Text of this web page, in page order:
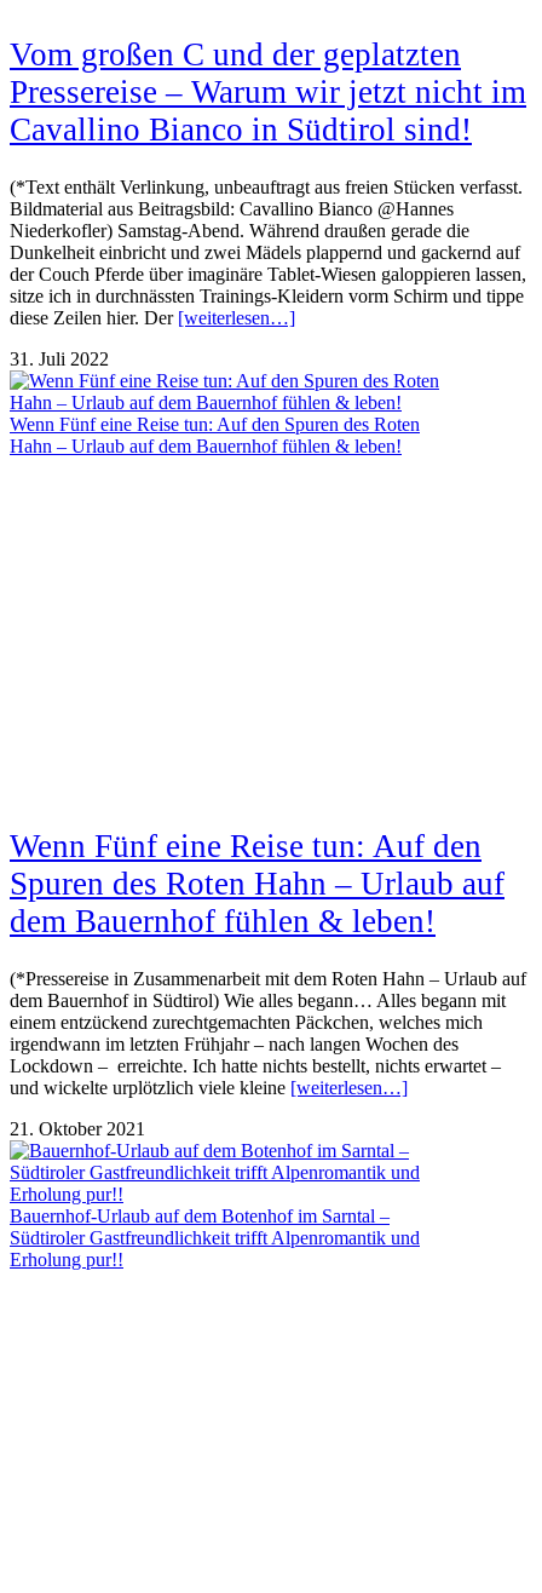
Vom großen C und der geplatzten
Pressereise – Warum wir jetzt nicht im
Cavallino Bianco in Südtirol sind!
(*Text enthält Verlinkung, unbeauftragt aus freien Stücken verfasst.
Bildmaterial aus Beitragsbild: Cavallino Bianco @Hannes
Niederkofler) Samstag-Abend. Während draußen gerade die
Dunkelheit einbricht und zwei Mädels plappernd und gackernd auf
der Couch Pferde über imaginäre Tablet-Wiesen galoppieren lassen,
sitze ich in durchnässten Trainings-Kleidern vorm Schirm und tippe
diese Zeilen hier. Der [weiterlesen…]
31. Juli 2022
Wenn Fünf eine Reise tun: Auf den Spuren des Roten
Hahn – Urlaub auf dem Bauernhof fühlen & leben!
Wenn Fünf eine Reise tun: Auf den
Spuren des Roten Hahn – Urlaub auf
dem Bauernhof fühlen & leben!
(*Pressereise in Zusammenarbeit mit dem Roten Hahn – Urlaub auf
dem Bauernhof in Südtirol) Wie alles begann… Alles begann mit
einem entzückend zurechtgemachten Päckchen, welches mich
irgendwann im letzten Frühjahr – nach langen Wochen des
Lockdown – erreichte. Ich hatte nichts bestellt, nichts erwartet –
und wickelte urplötzlich viele kleine [weiterlesen…]
21. Oktober 2021
Bauernhof-Urlaub auf dem Botenhof im Sarntal –
Südtiroler Gastfreundlichkeit trifft Alpenromantik und
Erholung pur!!